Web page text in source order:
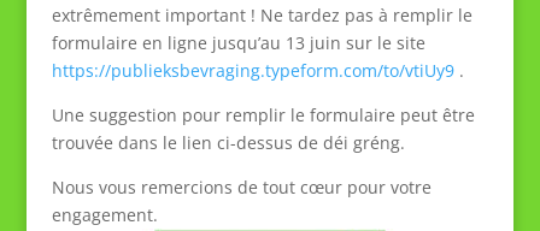
extrêmement important ! Ne tardez pas à remplir le
formulaire en ligne jusqu’au 13 juin sur le site
https://publieksbevraging.typeform.com/to/vtiUy9.
Une suggestion pour remplir le formulaire peut être
trouvée dans le lien ci-dessus de déi gréng.
Nous vous remercions de tout cœur pour votre
engagement.